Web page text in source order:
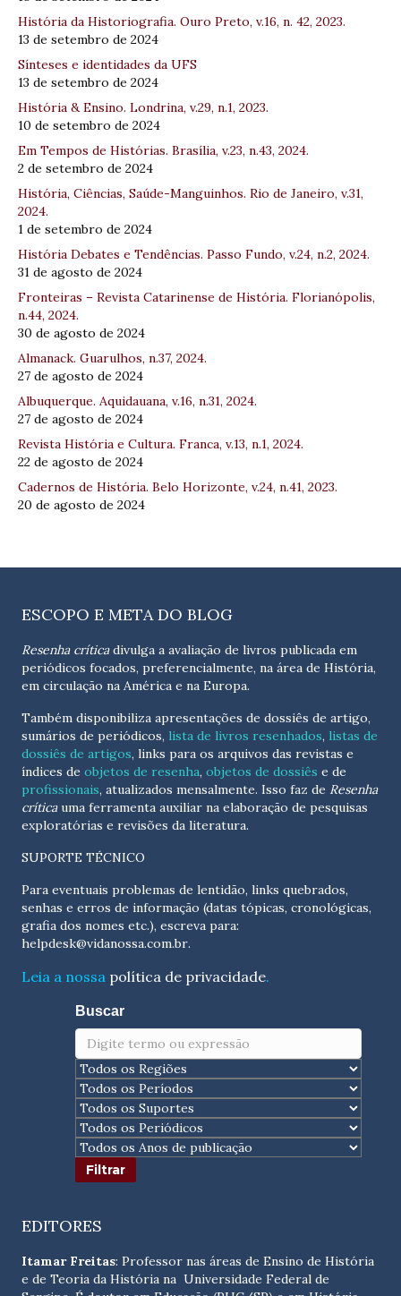
História da Historiografia. Ouro Preto, v.16, n. 42, 2023.
13 de setembro de 2024
Sínteses e identidades da UFS
13 de setembro de 2024
História & Ensino. Londrina, v.29, n.1, 2023.
10 de setembro de 2024
Em Tempos de Histórias. Brasília, v.23, n.43, 2024.
2 de setembro de 2024
História, Ciências, Saúde-Manguinhos. Rio de Janeiro, v.31,
2024.
1 de setembro de 2024
História Debates e Tendências. Passo Fundo, v.24, n.2, 2024.
31 de agosto de 2024
Fronteiras – Revista Catarinense de História. Florianópolis,
n.44, 2024.
30 de agosto de 2024
Almanack. Guarulhos, n.37, 2024.
27 de agosto de 2024
Albuquerque. Aquidauana, v.16, n.31, 2024.
27 de agosto de 2024
Revista História e Cultura. Franca, v.13, n.1, 2024.
22 de agosto de 2024
Cadernos de História. Belo Horizonte, v.24, n.41, 2023.
20 de agosto de 2024
ESCOPO E META DO BLOG
Resenha críticadivulga a avaliação de livros publicada em
periódicos focados, preferencialmente, na área de História,
em circulação na América e na Europa.
Também disponibiliza apresentações de dossiês de artigo,
sumários de periódicos, lista de livros resenhados, listas de
dossiês de artigos, links para os arquivos das revistas e
índices de objetos de resenha, objetos de dossiês e de
profissionais, atualizados mensalmente. Isso faz de Resenha
críticauma ferramenta auxiliar na elaboração de pesquisas
exploratórias e revisões da literatura.
SUPORTE TÉCNICO
Para eventuais problemas de lentidão, links quebrados,
senhas e erros de informação (datas tópicas, cronológicas,
helpdesk@vidanossa.com.br.
Leia a nossa política de privacidade.
Buscar
EDITORES
Itamar Freitas: Professor nas áreas de Ensino de História
e de Teoria da História na Universidade Federal de